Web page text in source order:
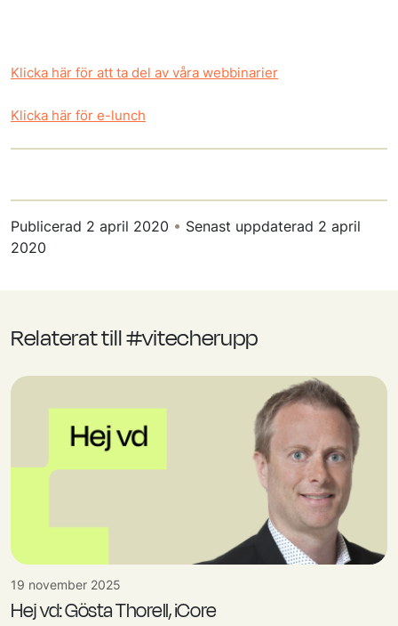
Klicka här för att ta del av våra webbinarier
Klicka här för e-lunch
Publicerad 2 april 2020 • Senast uppdaterad 2 april
2020
Relaterat till #vitecherupp
19 november 2025
Hej vd: Gösta Thorell, iCore